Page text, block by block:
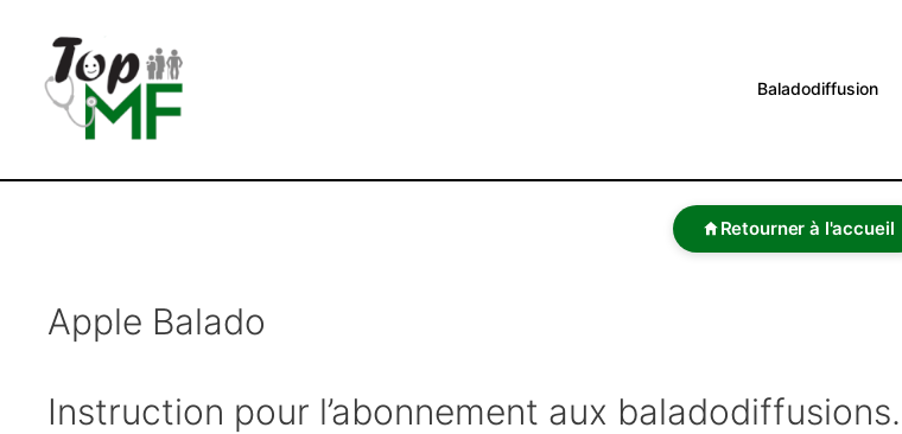
Baladodiffusion
Retourner à l'accueil
Apple Balado
Instruction pour l’abonnement aux baladodiffusions.